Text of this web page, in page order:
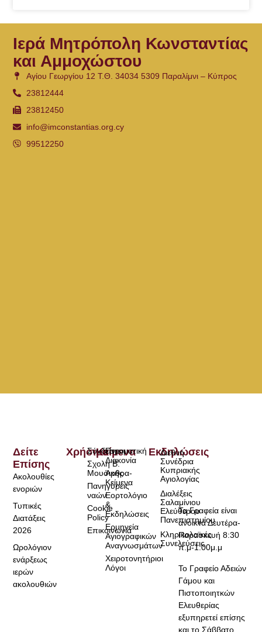
Ιερά Μητρόπολη Κωνσταντίας
και Αμμοχώστου
Αγίου Γεωργίου 12 Τ.Θ. 34034 5309 Παραλίμνι – Κύπρος
23812444
23812450
info@imconstantias.org.cy
99512250
Τα Γραφεία είναι
ανοικτά Δευτέρα-
Παρασκευή 8:30
π.μ-1:00μ.μ
Το Γραφείο Αδειών
Γάμου και
Πιστοποιητκών
Ελευθερίας
εξυπηρετεί επίσης
και το Σάββατο
Χρήσιμα
Σύνδεσμοι
Σχολή Β.
Μουσικής
Πανηγύρεις
ναών
Cookie
Policy
Επικοινωνία
Κείμενα
Πνευματική
Διακονία
Άρθρα-
Κείμενα
Εορτολόγιο
&
Εκδηλώσεις
Ερμηνεία
Αγιογραφικών
Αναγνωσμάτων
Χειροτονητήριοι
Λόγοι
Δείτε
Επίσης
Ακολουθίες
ενοριών
Τυπικές
Διατάξεις
2026
Ωρολόγιον
ενάρξεως
ιερών
ακολουθιών
Εκδηλώσεις
Διεθνή
Συνέδρια
Κυπριακής
Αγιολογίας
Διαλέξεις
Σαλαμίνιου
Ελεύθερου
Πανεπιστημίου
Κληρικολαϊκές
Συνελεύσεις